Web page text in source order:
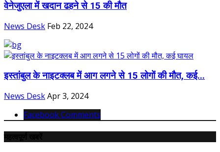
वेनेजुएला में खदान ढहने से 15 की मौत
News Desk Feb 22, 2024
इस्तांबुल के नाइटक्लब में आग लगने से 15 लोगों की मौत, कई...
News DeskApr 3, 2024
Facebook Comments